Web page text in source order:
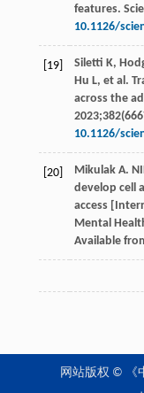
features.
10.1126/
[19] Siletti K,
Hu L, et al.
across the
2023;382
10.1126/
[20] Mikulak A.
develop cell
access
Mental
Available
网站版权 © 《